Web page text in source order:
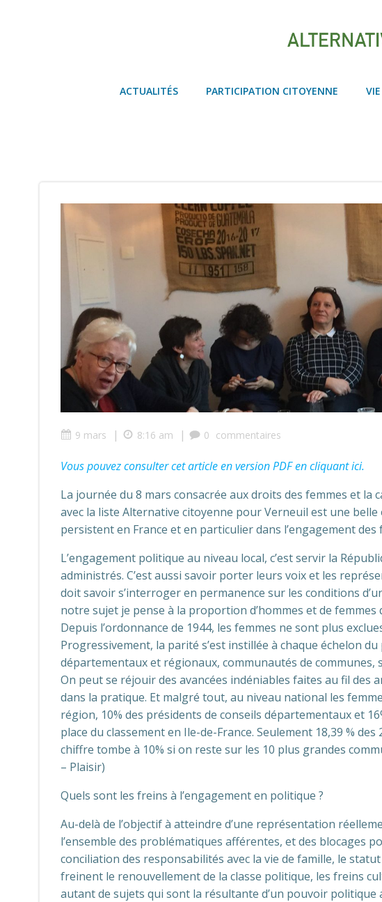
ACTUALITÉS PARTICIPATION CITOYENNE
9 mars | 8:16 am | 0 commentaires
Vous pouvez consulter cet article en version PDF en cliquant ici.
La journée du 8 mars consacrée aux droits des femmes et la
avec la liste Alternative citoyenne pour Verneuil est une
persistent en France et en particulier dans l’engagement des
L’engagement politique au niveau local, c’est servir la
administrés. C’est aussi savoir porter leurs voix et les
doit savoir s’interroger en permanence sur les conditions
notre sujet je pense à la proportion d’hommes et de femmes
Depuis l’ordonnance de 1944, les femmes ne sont plus
Progressivement, la parité s’est instillée à chaque échelon
départementaux et régionaux, communautés de communes,
On peut se réjouir des avancées indéniables faites au fil des
dans la pratique. Et malgré tout, au niveau national les
région, 10% des présidents de conseils départementaux et
place du classement en Ile-de-France. Seulement 18,39 %
chiffre tombe à 10% si on reste sur les 10 plus grandes
– Plaisir)
Quels sont les freins à l’engagement en politique ?
Au-delà de l’objectif à atteindre d’une représentation
l’ensemble des problématiques afférentes, et des blocages
conciliation des responsabilités avec la vie de famille, le
freinent le renouvellement de la classe politique, les freins
autant de sujets qui sont la résultante d’un pouvoir politique